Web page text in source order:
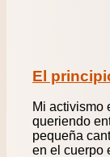
El
Mi activismo
queriendo
pequeña
en el cuerpo